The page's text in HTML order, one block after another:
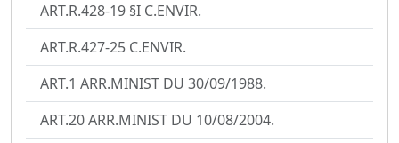
ART.R.428-19 §I C.ENVIR.
ART.R.427-25 C.ENVIR.
ART.1 ARR.MINIST DU 30/09/1988.
ART.20 ARR.MINIST DU 10/08/2004.